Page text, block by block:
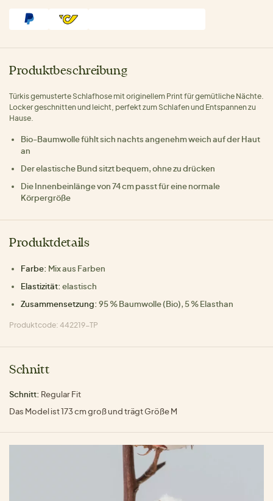
Produktbeschreibung
Türkis gemusterte Schlafhose mit originellem Print für gemütliche Nächte.
Locker geschnitten und leicht, perfekt zum Schlafen und Entspannen zu
Hause.
Bio-Baumwolle fühlt sich nachts angenehm weich auf der Haut
an
Der elastische Bund sitzt bequem, ohne zu drücken
Die Innenbeinlänge von 74 cm passt für eine normale
Körpergröße
Produktdetails
Farbe: Mix aus Farben
Elastizität: elastisch
Zusammensetzung: 95 % Baumwolle (Bio), 5 % Elasthan
Produktcode: 442219-TP
Schnitt
Schnitt: Regular Fit
Das Model ist 173 cm groß und trägt Größe M